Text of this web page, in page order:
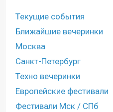
Текущие события
Ближайшие вечеринки
Москва
Санкт-Петербург
Техно вечеринки
Европейские фестивали
Фестивали Мск / СПб